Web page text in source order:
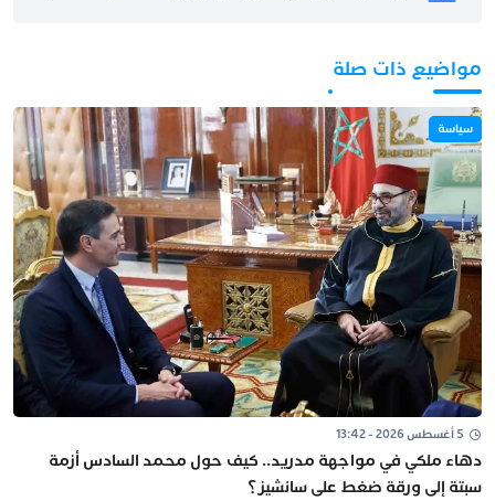
مواضيع ذات صلة
سياسة
5 أغسطس 2026 - 13:42
دهاء ملكي في مواجهة مدريد.. كيف حول محمد السادس أزمة
سبتة إلى ورقة ضغط على سانشيز؟